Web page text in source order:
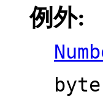
例外:
byte